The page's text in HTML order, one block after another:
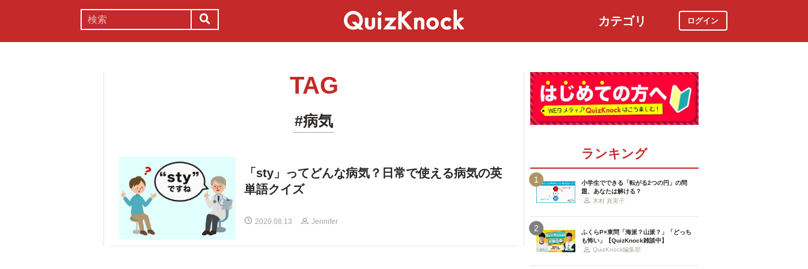
カテゴリ ログイン
TAG
#病気
「sty」ってどんな病気？日常で使える病気の英
単語クイズ
2020.08.13 Jennifer
ランキング
1
小学生でできる「転がる2つの円」の問
題、あなたは解ける？
木村 真実子
2
ふくらP×東問「海派？山派？」「どっち
も怖い」【QuizKnock雑談中】
QuizKnock編集部